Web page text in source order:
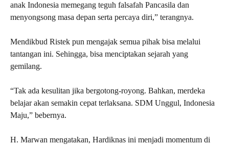
anak Indonesia memegang teguh falsafah Pancasila dan
menyongsong masa depan serta percaya diri,” terangnya.
Mendikbud Ristek pun mengajak semua pihak bisa melalui
tantangan ini. Sehingga, bisa menciptakan sejarah yang
gemilang.
“Tak ada kesulitan jika bergotong-royong. Bahkan, merdeka
belajar akan semakin cepat terlaksana. SDM Unggul, Indonesia
Maju,” bebernya.
H. Marwan mengatakan, Hardiknas ini menjadi momentum di